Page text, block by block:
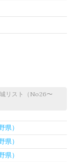
リスト（No26〜
県）
県）
県）